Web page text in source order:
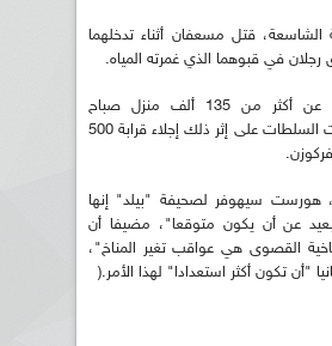
قتل مسعفان أثناء تدخلهما
رجلان في قبوهما الذي غمرته المياه.
وانقطعت الكهرباء عن أكثر من 135 ألف منزل صباح
الخميس، حيث قررت السلطات على إثر ذلك إجلاء قرابة 500
هورست سيهوفر لصحيفة "بيلد" إنها
عن أن يكون متوقعا"، مضيفا أن
القصوى هي عواقب تغير المناخ"،
"أن تكون أكثر استعدادا" لهذا الأمر.(